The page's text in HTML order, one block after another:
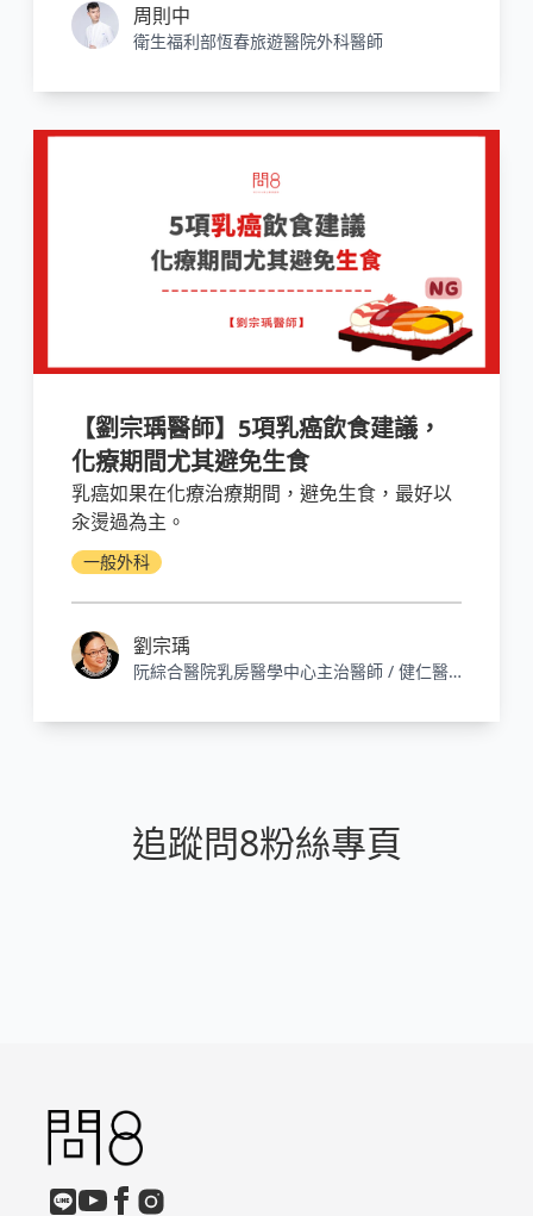
周則中
衛生福利部恆春旅遊醫院外科醫師
【劉宗瑀醫師】5項乳癌飲食建議，
化療期間尤其避免生食
乳癌如果在化療治療期間，避免生食，最好以
汆燙過為主。
一般外科
劉宗瑀
阮綜合醫院乳房醫學中心主治醫師 / 健仁醫
追蹤問8粉絲專頁